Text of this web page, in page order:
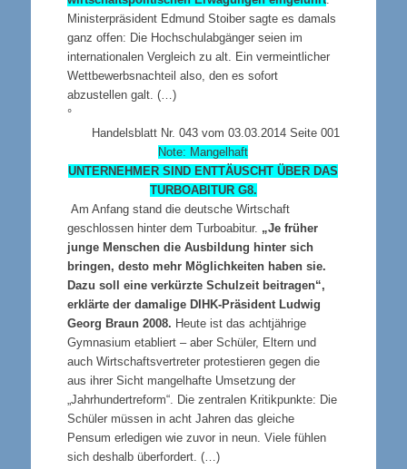
Ministerpräsident Edmund Stoiber sagte es damals
ganz offen: Die Hochschulabgänger seien im
internationalen Vergleich zu alt. Ein vermeintlicher
Wettbewerbsnachteil also, den es sofort
abzustellen galt. (…)
°
Handelsblatt Nr. 043 vom 03.03.2014 Seite 001
Note: Mangelhaft
UNTERNEHMER SIND ENTTÄUSCHT ÜBER DAS
TURBOABITUR G8.
Am Anfang stand die deutsche Wirtschaft
geschlossen hinter dem Turboabitur. „Je früher
junge Menschen die Ausbildung hinter sich
bringen, desto mehr Möglichkeiten haben sie.
Dazu soll eine verkürzte Schulzeit beitragen“,
erklärte der damalige DIHK-Präsident Ludwig
Georg Braun 2008. Heute ist das achtjährige
Gymnasium etabliert – aber Schüler, Eltern und
auch Wirtschaftsvertreter protestieren gegen die
aus ihrer Sicht mangelhafte Umsetzung der
„Jahrhundertreform“. Die zentralen Kritikpunkte: Die
Schüler müssen in acht Jahren das gleiche
Pensum erledigen wie zuvor in neun. Viele fühlen
sich deshalb überfordert. (…)